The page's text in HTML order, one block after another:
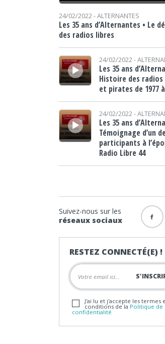
24/02/2022 -ALTERNANTES
Les 35 ans d’Alternantes • Le
des radios libres
Lecteur audio
24/02/2022 -
Les 35 ans
Histoire des radios
et pirates de 1977
Lecteur audio
24/02/2022 -
Les 35 ans
Témoignage d’un
participants à
Radio Libre 44
Suivez-nous sur les
réseaux sociaux
RESTEZ CONNECTÉ(E) !
J'ai lu et j'accepte les termes
conditions de la Politique de
confidentialité